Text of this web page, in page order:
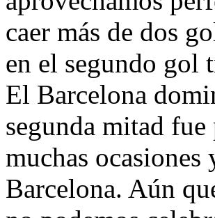
caer más de dos
en el segundo gol
El Barcelona
segunda mitad
muchas ocasiones
Barcelona. Aún